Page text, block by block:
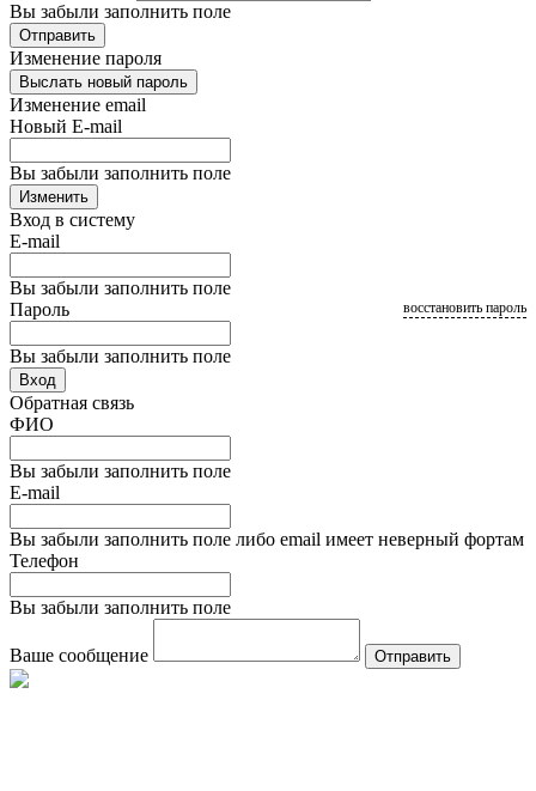
Вы забыли заполнить поле
Отправить
Изменение пароля
Выслать новый пароль
Изменение email
Новый E-mail
Вы забыли заполнить поле
Изменить
Вход в систему
E-mail
Вы забыли заполнить поле
Пароль
Вы забыли заполнить поле
восстановить пароль
Вход
Обратная связь
ФИО
Вы забыли заполнить поле
E-mail
Вы забыли заполнить поле либо email имеет неверный фортам
Телефон
Вы забыли заполнить поле
Ваше сообщение Отправить